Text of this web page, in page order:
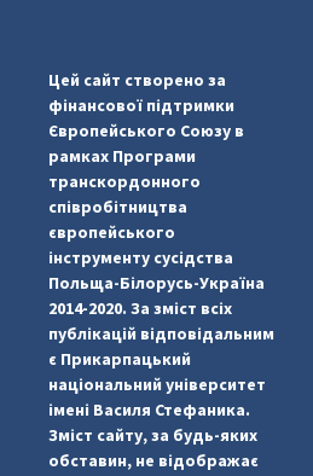
Цей сайт створено за
фінансової підтримки
Європейського Союзу в
рамках Програми
транскордонного
співробітництва
європейського
інструменту сусідства
Польща-Білорусь-Україна
2014-2020. За зміст всіх
публікацій відповідальним
є Прикарпацький
національний університет
імені Василя Стефаника.
Зміст сайту, за будь-яких
обставин, не відображає